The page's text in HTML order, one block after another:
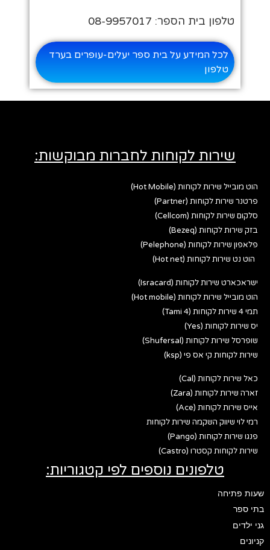
טלפון בית הספר: 08-9957017
לכל המידע על בית ספר יעלים-עופרים בערד
טלפון
שירות לקוחות לחברות מבוקשות:
הוט מובייל שירות לקוחות (Hot Mobile)
פרטנר שירות לקוחות (Partner)
סלקום שירות לקוחות (Cellcom)
בזק שירות לקוחות (Bezeq)
פלאפון שירות לקוחות (Pelephone)
הוט נט שירות לקוחות (Hot net)
ישראכארט שירות לקוחות (Isracard)
הוט מובייל שירות לקוחות (Hot mobile)
תמי 4 שירות לקוחות (Tami 4)
יס שירות לקוחות (Yes)
שופרסל שירות לקוחות (Shufersal)
שירות לקוחות קי אס פי (ksp)
כאל שירות לקוחות (Cal)
זארה שירות לקוחות (Zara)
אייס שירות לקוחות (Ace)
רמי לוי שיווק השקמה שירות לקוחות
פנגו שירות לקוחות (Pango)
שירות לקוחות קסטרו (Castro)
טלפונים נוספים לפי קטגוריות:
שעות פתיחה
בתי ספר
גני ילדים
קניונים